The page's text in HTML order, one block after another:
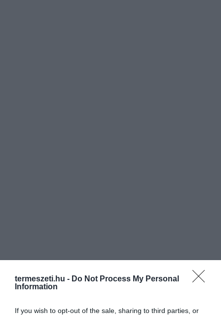
termeszeti.hu - Do Not Process My Personal
Information
If you wish to opt-out of the sale, sharing to third parties, or